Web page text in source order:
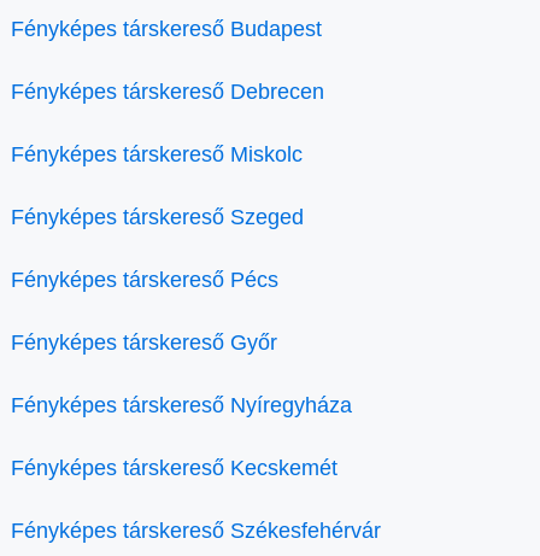
Fényképes társkereső Budapest
Fényképes társkereső Debrecen
Fényképes társkereső Miskolc
Fényképes társkereső Szeged
Fényképes társkereső Pécs
Fényképes társkereső Győr
Fényképes társkereső Nyíregyháza
Fényképes társkereső Kecskemét
Fényképes társkereső Székesfehérvár